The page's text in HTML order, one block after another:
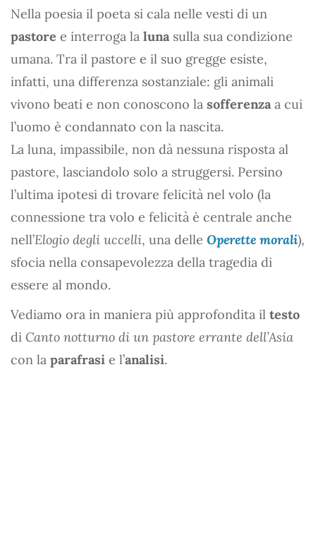
Nella poesia il poeta si cala nelle vesti di un
pastore e interroga la luna sulla sua condizione
umana. Tra il pastore e il suo gregge esiste,
infatti, una differenza sostanziale: gli animali
vivono beati e non conoscono la sofferenza a cui
l’uomo è condannato con la nascita.
La luna, impassibile, non dà nessuna risposta al
pastore, lasciandolo solo a struggersi. Persino
l’ultima ipotesi di trovare felicità nel volo (la
connessione tra volo e felicità è centrale anche
nell’Elogio degli uccelli, una delle Operette morali),
sfocia nella consapevolezza della tragedia di
essere al mondo.
Vediamo ora in maniera più approfondita il testo
di Canto notturno di un pastore errante dell’Asia
con la parafrasi e l’analisi.